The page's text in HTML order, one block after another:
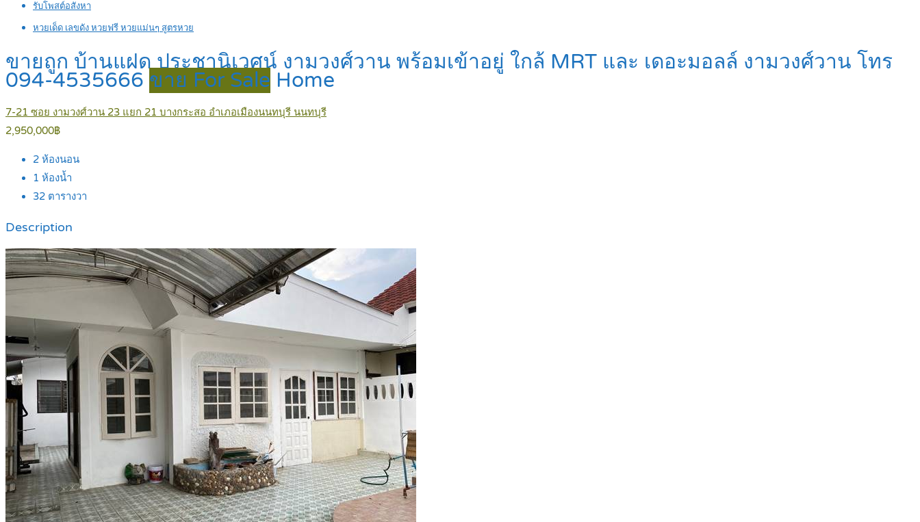
รับโพสต์อสังหา
หวยเด็ด เลขดัง หวยฟรี หวยแม่นๆ สูตรหวย
ขายถูก บ้านแฝด ประชานิเวศน์ งามวงศ์วาน พร้อมเข้าอยู่ ใกล้ MRT และ เดอะมอลล์ งามวงศ์วาน โทร
094-4535666 ขาย For Sale Home
7-21 ซอย งามวงศ์วาน 23 แยก 21 บางกระสอ อำเภอเมืองนนทบุรี นนทบุรี
2,950,000฿
2 ห้องนอน
1 ห้องน้ำ
32 ตารางวา
Description